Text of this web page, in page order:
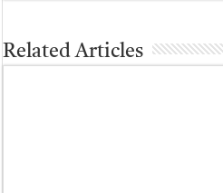
Related Articles